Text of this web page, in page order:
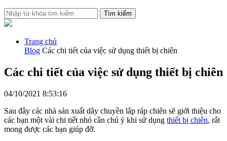
Tìm kiếm
Trang chủ
Blog Các chi tiết của việc sử dụng thiết bị chiên
Các chi tiết của việc sử dụng thiết bị chiên
04/10/2021 8:53:16
Sau đây các nhà sản xuất dây chuyền lắp ráp chiên sẽ giới thiệu cho
các bạn một vài chi tiết nhỏ cần chú ý khi sử dụng thiết bị chiên, rất
mong được các bạn giúp đỡ.